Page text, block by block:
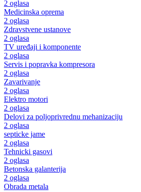
2 oglasa
Medicinska oprema
2 oglasa
Zdravstvene ustanove
2 oglasa
TV uređaji i komponente
2 oglasa
Servis i popravka kompresora
2 oglasa
Zavarivanje
2 oglasa
Elektro motori
2 oglasa
Delovi za poljoprivrednu mehanizaciju
2 oglasa
septicke jame
2 oglasa
Tehnicki gasovi
2 oglasa
Betonska galanterija
2 oglasa
Obrada metala